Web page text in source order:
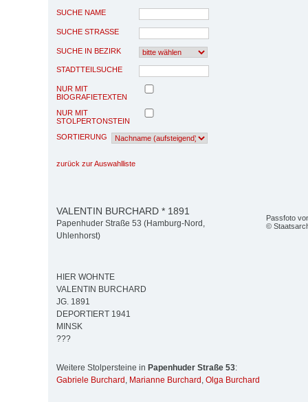
SUCHE NAME
SUCHE STRASSE
SUCHE IN BEZIRK
STADTTEILSUCHE
NUR MIT
BIOGRAFIETEXTEN
NUR MIT
STOLPERTONSTEIN
SORTIERUNG
zurück zur Auswahlliste
Passfoto
©
VALENTIN BURCHARD * 1891
Papenhuder Straße 53 (Hamburg-Nord,
Uhlenhorst)
HIER WOHNTE
VALENTIN BURCHARD
JG. 1891
DEPORTIERT 1941
MINSK
???
Weitere Stolpersteine in Papenhuder Straße 53:
Gabriele Burchard , Marianne Burchard , Olga Burchard